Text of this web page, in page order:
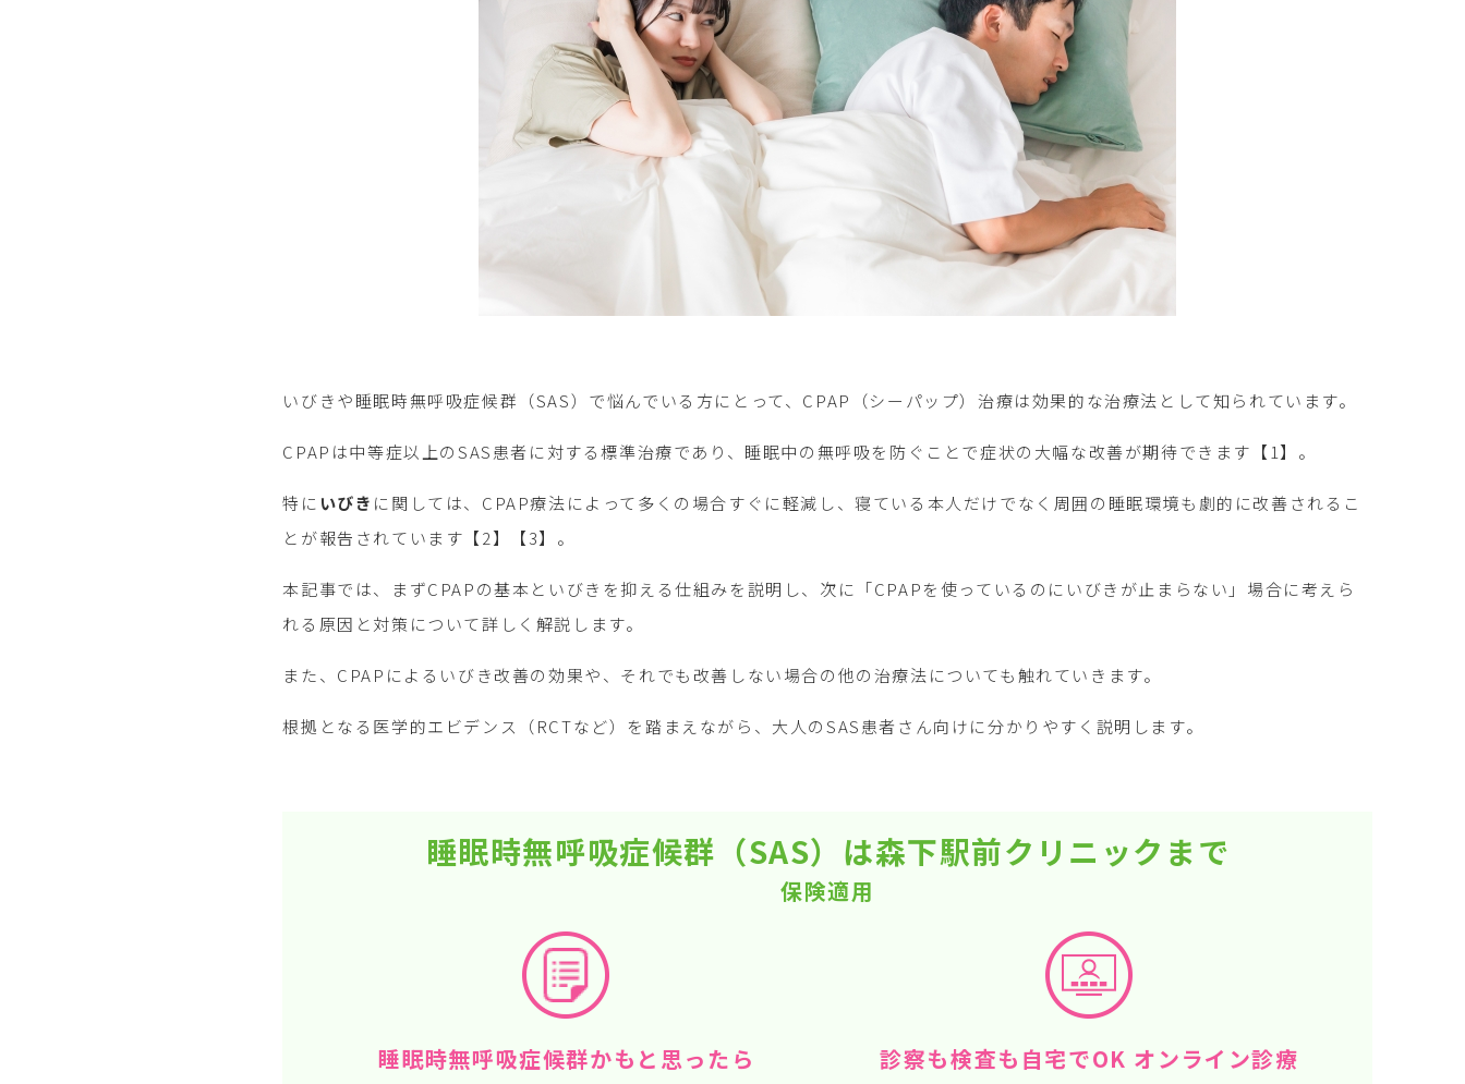
いびきや睡眠時無呼吸症候群（SAS）で悩んでいる方にとって、CPAP（シーパップ）治療は効果的な治療法として知られています。
CPAPは中等症以上のSAS患者に対する標準治療であり、睡眠中の無呼吸を防ぐことで症状の大幅な改善が期待できます【1】。
特に いびき に関しては、CPAP療法によって多くの場合すぐに軽減し、寝ている本人だけでなく周囲の睡眠環境も劇的に改善されるこ
とが報告されています【2】【3】。
本記事では、まずCPAPの基本といびきを抑える仕組みを説明し、次に「CPAPを使っているのにいびきが止まらない」場合に考えら
れる原因と対策について詳しく解説します。
また、CPAPによるいびき改善の効果や、それでも改善しない場合の他の治療法についても触れていきます。
根拠となる医学的エビデンス（RCTなど）を踏まえながら、大人のSAS患者さん向けに分かりやすく説明します。
睡眠時無呼吸症候群（SAS）は森下駅前クリニックまで
保険適用
睡眠時無呼吸症候群かもと思ったら 診察も検査も自宅でOK オンライン診療